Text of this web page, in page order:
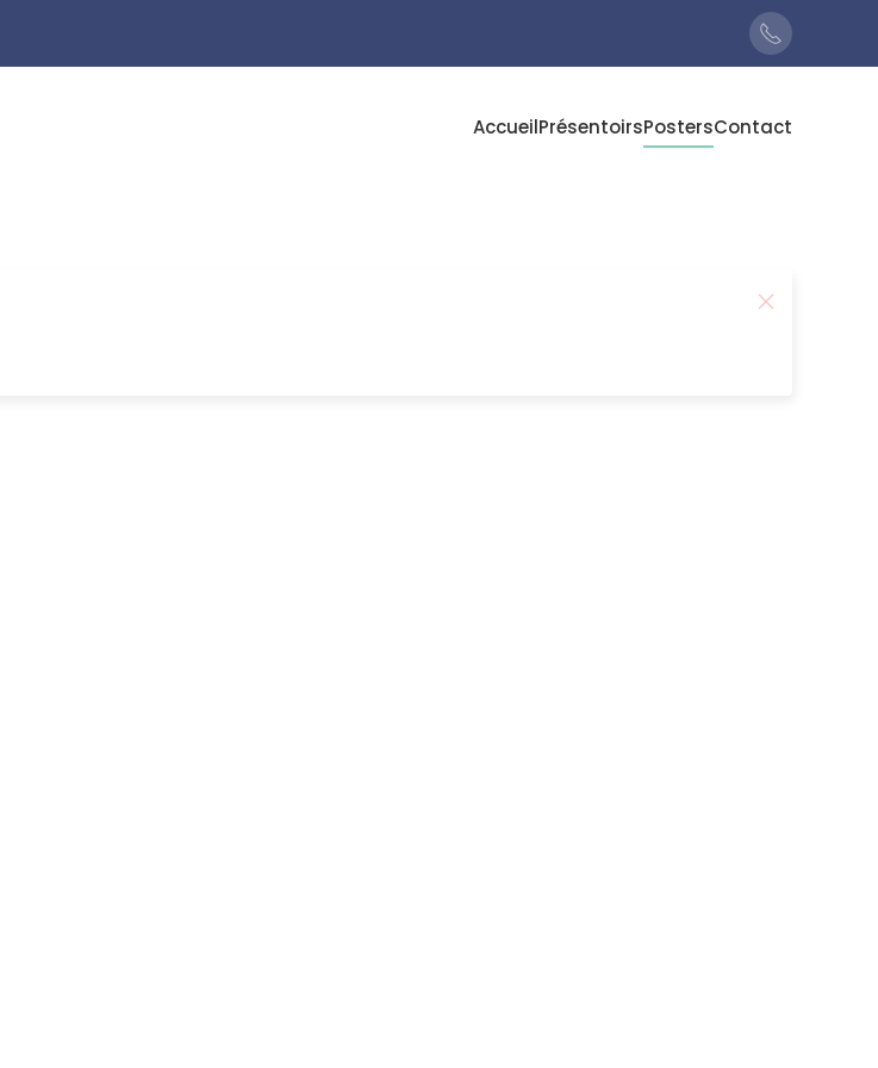
AccueilPrésentoirsPostersContact